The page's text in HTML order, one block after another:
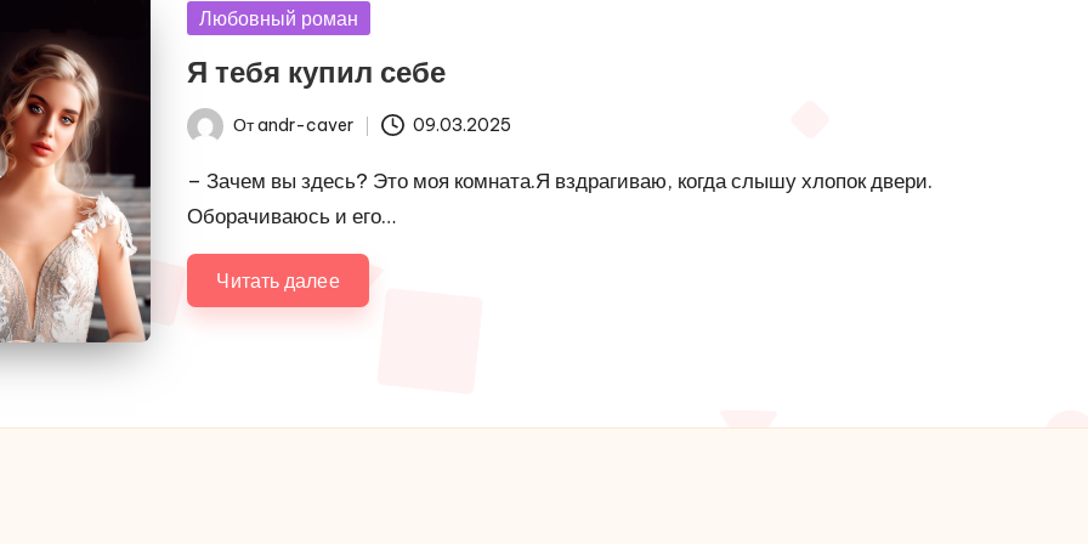
Опубликовано
Любовный роман
Я тебя купил себе
Запись
Отandr-caver 09.03.2025
– Зачем вы здесь? Это моя комната.Я вздрагиваю, когда слышу хлопок двери.
Оборачиваюсь и его…
Читать далее